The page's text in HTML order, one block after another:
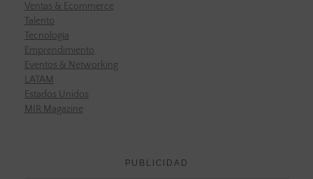
Ventas & Ecommerce
Talento
Tecnología
Emprendimiento
Eventos & Networking
LATAM
Estados Unidos
MIR Magazine
PUBLICIDAD